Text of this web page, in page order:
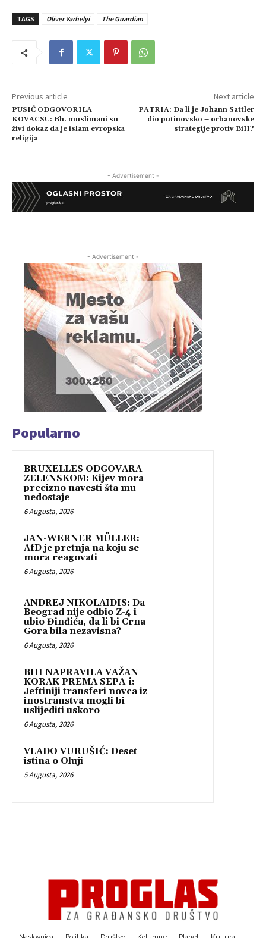
TAGS Oliver Varhelyi The Guardian
Previous article
PUSIĆ ODGOVORILA
KOVACSU: Bh. muslimani su
živi dokaz da je islam evropska
religija
Next article
PATRIA: Da li je Johann Sattler
dio putinovsko – orbanovske
strategije protiv BiH?
- Advertisement -
- Advertisement -
Popularno
BRUXELLES ODGOVARA
ZELENSKOM: Kijev mora
precizno navesti šta mu
nedostaje
6 Augusta, 2026
JAN-WERNER MÜLLER:
AfD je pretnja na koju se
mora reagovati
6 Augusta, 2026
ANDREJ NIKOLAIDIS: Da
Beograd nije odbio Z-4 i
ubio Đinđića, da li bi Crna
Gora bila nezavisna?
6 Augusta, 2026
BIH NAPRAVILA VAŽAN
KORAK PREMA SEPA-i:
Jeftiniji transferi novca iz
inostranstva mogli bi
uslijediti uskoro
6 Augusta, 2026
VLADO VURUŠIĆ: Deset
istina o Oluji
5 Augusta, 2026